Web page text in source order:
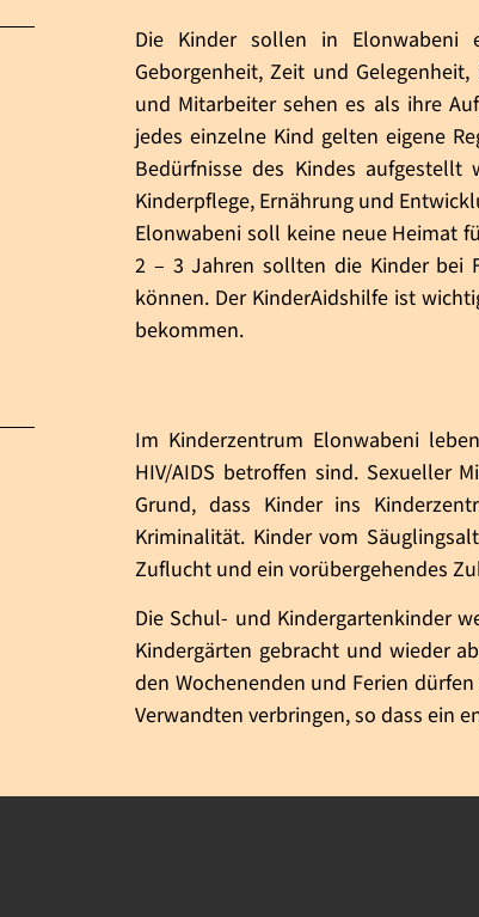
Die Kinder sollen in Elonwabeni
Geborgenheit, Zeit und
und Mitarbeiter sehen es als ihre
jedes einzelne Kind gelten eigene
Bedürfnisse des Kindes aufgestellt
Kinderpflege, Ernährung und
Elonwabeni soll keine neue Heimat
2 – 3 Jahren sollten die Kinder bei
können. Der KinderAidshilfe ist
bekommen.
Im Kinderzentrum Elonwabeni
HIV/AIDS betroffen sind. Sexueller
Grund, dass Kinder ins
Kriminalität. Kinder vom
Zuflucht und ein vorübergehendes
Die Schul- und Kindergartenkinder
Kindergärten gebracht und wieder
den Wochenenden und Ferien
Verwandten verbringen, so dass ein